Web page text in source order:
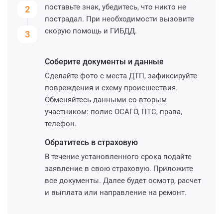
2
3
поставьте знак, убедитесь, что никто не
пострадал. При необходимости вызовите
скорую помощь и ГИБДД.
Соберите документы и данные
Сделайте фото с места ДТП, зафиксируйте
повреждения и схему происшествия.
Обменяйтесь данными со вторым
участником: полис ОСАГО, ПТС, права,
телефон.
Обратитесь в страховую
В течение установленного срока подайте
заявление в свою страховую. Приложите
все документы. Далее будет осмотр, расчет
и выплата или направление на ремонт.